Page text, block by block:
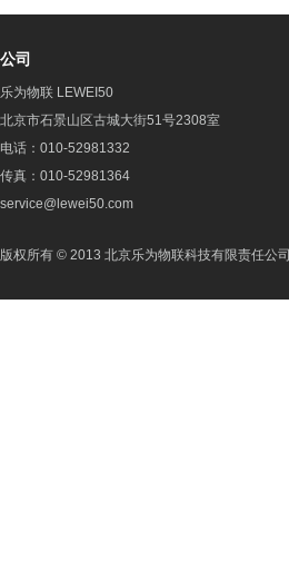
公司
乐为物联 LEWEI50
北京市石景山区古城大街51号2308室
电话：010-52981332
传真：010-52981364
service@lewei50.com
版权所有 © 2013 北京乐为物联科技有限责任公司